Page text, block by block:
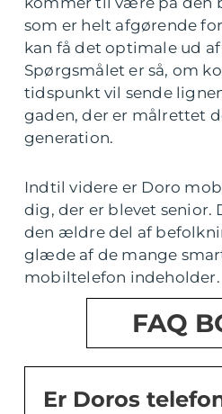
som er helt afgørende
kan få det optimale ud
Spørgsmålet er så, om
tidspunkt vil sende
gaden, der er målrettet
generation.
Indtil videre er Doro
dig, der er blevet senior.
den ældre del af
glæde af de mange
mobiltelefon indeholder.
FAQ
Er Doros